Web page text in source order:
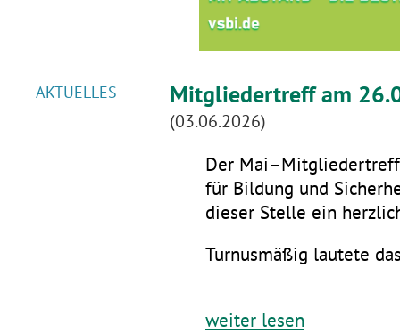
AKTUELLES Mitgliedertreff am
(03.06.2026)
Der
für Bildung und
dieser Stelle ein
Turnusmäßig lautete
weiter lesen